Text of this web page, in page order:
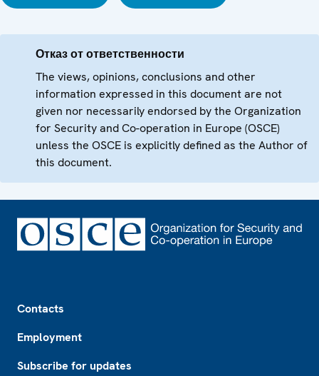
Отказ от ответственности
The views, opinions, conclusions and other
information expressed in this document are not
given nor necessarily endorsed by the Organization
for Security and Co-operation in Europe (OSCE)
unless the OSCE is explicitly defined as the Author of
this document.
Contacts
Employment
Subscribe for updates